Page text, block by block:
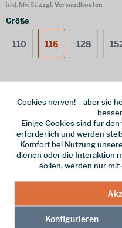
inkl. MwSt.zzgl. Versandkosten
Größe
110 116 128
vorrätig | Lieferzeit 1-3
In
Merken
222-
weitere Modelle:
Cookies nerven! – aber sie
Einige Cookies sind für
erforderlich und werden
Komfort bei Nutzung
dienen oder die Interaktion
sollen, werden nur
Konfigurieren